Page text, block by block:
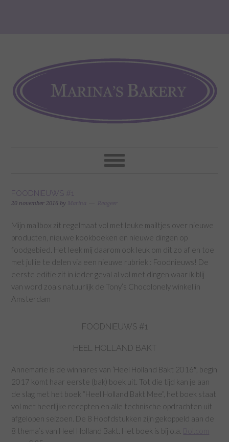
FOODNIEUWS #1
20 november 2016 by Marina Reageer
Mijn mailbox zit regelmaat vol met leuke mailtjes over nieuwe
producten, nieuwe kookboeken en nieuwe dingen op
foodgebied. Het leek mij daarom ook leuk om dit zo af en toe
met jullie te delen via een nieuwe rubriek : Foodnieuws! De
eerste editie zit in ieder geval al vol met dingen waar ik blij
van word zoals natuurlijk de Tony’s Chocolonely winkel in
Amsterdam
FOODNIEUWS #1
HEEL HOLLAND BAKT
Annemarie is de winnares van ‘Heel Holland Bakt 2016″, begin
2017 komt haar eerste (bak) boek uit. Tot die tijd kan je aan
de slag met het boek “Heel Holland Bakt Mee”, het boek staat
vol met heerlijke recepten en alle technische opdrachten uit
afgelopen seizoen. De 8 Hoofdstukken zijn gekoppeld aan de
8 thema’s van Heel Holland Bakt. Het boek is bij o.a.